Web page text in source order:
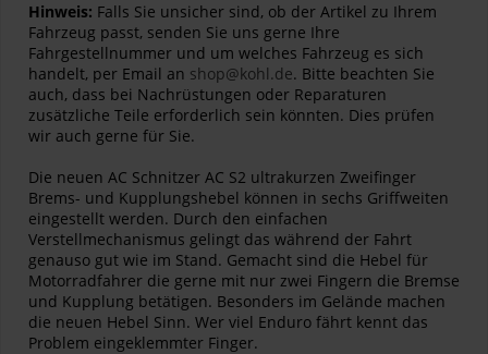
Hinweis: Falls Sie unsicher sind, ob der Artikel zu Ihrem
Fahrzeug passt, senden Sie uns gerne Ihre
Fahrgestellnummer und um welches Fahrzeug es sich
handelt, per Email an shop@kohl.de. Bitte beachten Sie
auch, dass bei Nachrüstungen oder Reparaturen
zusätzliche Teile erforderlich sein könnten. Dies prüfen
wir auch gerne für Sie.
Die neuen AC Schnitzer AC S2 ultrakurzen Zweifinger
Brems- und Kupplungshebel können in sechs Griffweiten
eingestellt werden. Durch den einfachen
Verstellmechanismus gelingt das während der Fahrt
genauso gut wie im Stand. Gemacht sind die Hebel für
Motorradfahrer die gerne mit nur zwei Fingern die Bremse
und Kupplung betätigen. Besonders im Gelände machen
die neuen Hebel Sinn. Wer viel Enduro fährt kennt das
Problem eingeklemmter Finger.